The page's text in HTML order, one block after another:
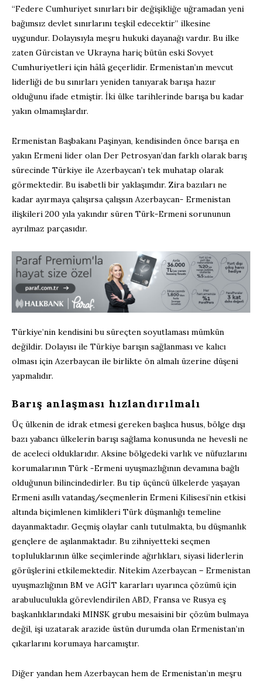
“Federe Cumhuriyet sınırları bir değişikliğe uğramadan yeni
bağımsız devlet sınırlarını teşkil edecektir” ilkesine
uygundur. Dolayısıyla meşru hukuki dayanağı vardır. Bu ilke
zaten Gürcistan ve Ukrayna hariç bütün eski Sovyet
Cumhuriyetleri için hâlâ geçerlidir. Ermenistan’ın mevcut
liderliği de bu sınırları yeniden tanıyarak barışa hazır
olduğunu ifade etmiştir. İki ülke tarihlerinde barışa bu kadar
yakın olmamışlardır.
Ermenistan Başbakanı Paşinyan, kendisinden önce barışa en
yakın Ermeni lider olan Der Petrosyan’dan farklı olarak barış
sürecinde Türkiye ile Azerbaycan’ı tek muhatap olarak
görmektedir. Bu isabetli bir yaklaşımdır. Zira bazıları ne
kadar ayırmaya çalışırsa çalışsın Azerbaycan- Ermenistan
ilişkileri 200 yıla yakındır süren Türk-Ermeni sorununun
ayrılmaz parçasıdır.
Türkiye’nin kendisini bu süreçten soyutlaması mümkün
değildir. Dolayısı ile Türkiye barışın sağlanması ve kalıcı
olması için Azerbaycan ile birlikte ön almalı üzerine düşeni
yapmalıdır.
Barış anlaşması hızlandırılmalı
Üç ülkenin de idrak etmesi gereken başlıca husus, bölge dışı
bazı yabancı ülkelerin barışı sağlama konusunda ne hevesli ne
de aceleci olduklarıdır. Aksine bölgedeki varlık ve nüfuzlarını
korumalarının Türk -Ermeni uyuşmazlığının devamına bağlı
olduğunun bilincindedirler. Bu tip üçüncü ülkelerde yaşayan
Ermeni asıllı vatandaş/seçmenlerin Ermeni Kilisesi’nin etkisi
altında biçimlenen kimlikleri Türk düşmanlığı temeline
dayanmaktadır. Geçmiş olaylar canlı tutulmakta, bu düşmanlık
gençlere de aşılanmaktadır. Bu zihniyetteki seçmen
topluluklarının ülke seçimlerinde ağırlıkları, siyasi liderlerin
görüşlerini etkilemektedir. Nitekim Azerbaycan – Ermenistan
uyuşmazlığının BM ve AGİT kararları uyarınca çözümü için
arabuluculukla görevlendirilen ABD, Fransa ve Rusya eş
başkanlıklarındaki MINSK grubu mesaisini bir çözüm bulmaya
değil, işi uzatarak arazide üstün durumda olan Ermenistan’ın
çıkarlarını korumaya harcamıştır.
Diğer yandan hem Azerbaycan hem de Ermenistan’ın meşru